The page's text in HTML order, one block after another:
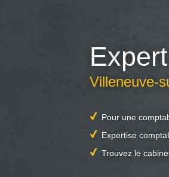
Villeneuve-
Pour une
Expertise
Trouvez le